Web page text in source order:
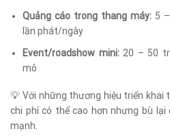
Quảng cáo trong thang máy:5 –
lần phát/ngày
Event/roadshow mini:20 – 50
mô
💡 Với những thương hiệu triển khai
chi phí có thể cao hơn nhưng bù
mạnh.